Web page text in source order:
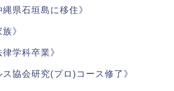
県石垣島に移住》
》
学科卒業》
ス協会研究(プロ)コース修了》